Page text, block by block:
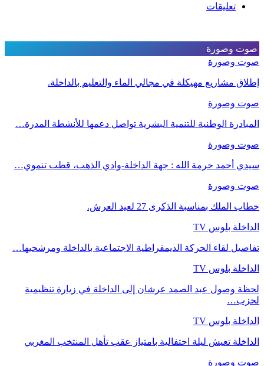
تعليقات
صوت وصورة
صوت وصورة
إطلاق مشاريع مهيكلة في مجالي الماء والتعليم بالداخلة.
صوت وصورة
المبادرة الوطنية للتنمية البشرية تواصل دعمها للأنشطة المدرة…
صوت وصورة
سيدي أحمد حرمة الله : جهة الداخلة-وادي الذهب، قطب تنموي…
صوت وصورة
خطاب الملك بمناسبة الذكرى 27 لعيد العرش.
الداخلة بلوس TV
تفاصيل لقاء الحركة الديمقراطية الاجتماعية بالداخلة ومرشحيها…
الداخلة بلوس TV
لحظة وصول عبد الصمد عرشان إلى الداخلة في زيارة تنظيمية
لحزب…
الداخلة بلوس TV
الداخلة تعيش ليلة احتفالية بامتياز عقب تأهل المنتخب المغربي
صوت وصورة